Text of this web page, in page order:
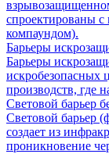
спроектированы
компаундом).
Барьеры
Барьеры
искробезопасных
производств, где
Световой барьер
Световой барьер
создает из
проникновение